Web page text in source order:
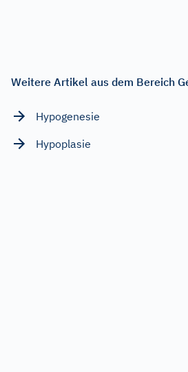
Weitere Artikel aus dem Bereich
Hypogenesie
Hypoplasie